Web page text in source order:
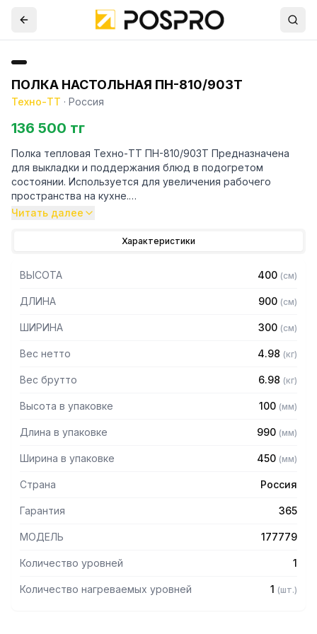
ПОЛКА НАСТОЛЬНАЯ ПН-810/903Т
Техно-ТТ · Россия
136 500 тг
Полка тепловая Техно-ТТ ПН-810/903Т Предназначена
для выкладки и поддержания блюд в подогретом
состоянии. Используется для увеличения рабочего
пространства на кухне.
0,8 мм
— Каркас - труба 20х20 из нержавеющей стали марки AISI
430 толщиной 1,2 мм
— Разборная конструкция
Читать далее
Характеристики
ВЫСОТА 400 (см)
ДЛИНА 900 (см)
ШИРИНА 300 (см)
Вес нетто 4.98 (кг)
Вес брутто 6.98 (кг)
Высота в упаковке 100 (мм)
Длина в упаковке 990 (мм)
Ширина в упаковке 450 (мм)
Страна Россия
Гарантия 365
МОДЕЛЬ 177779
Количество уровней 1
Количество нагреваемых уровней 1 (шт.)